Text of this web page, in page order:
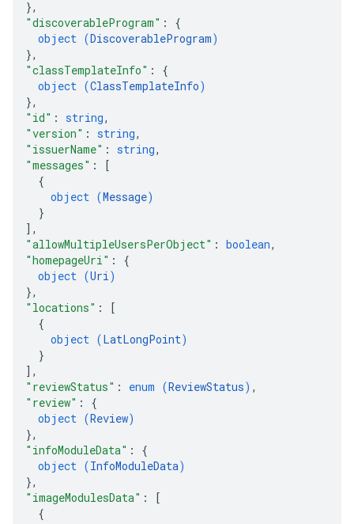
},
"discoverableProgram" : {
object (DiscoverableProgram)
},
"classTemplateInfo" : {
object (ClassTemplateInfo)
},
"id" : string,
"version" : string,
"issuerName" : string,
"messages" :
[
{
object (Message)
}
] ,
"allowMultipleUsersPerObject" : boolean,
"homepageUri" : {
object (Uri)
},
"locations" :
[
{
object (LatLongPoint)
}
] ,
"reviewStatus" : enum (ReviewStatus) ,
"review" : {
object (Review)
},
"infoModuleData" : {
object (InfoModuleData)
},
"imageModulesData" :
[
{